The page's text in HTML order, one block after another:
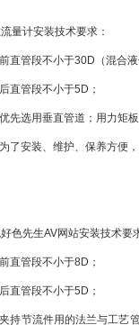
量计安装技术要求：
直管段不小于30D（混合
直管段不小于5D；
先选用垂直管道；用力矩
了安装、维护、保养方便
色先生AV网站安装技术要
直管段不小于8D；
直管段不小于5D；
持节流件用的法兰与工艺